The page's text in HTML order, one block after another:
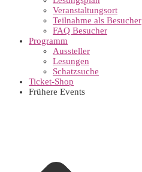
Veranstaltungsort
Teilnahme als Besucher
FAQ Besucher
Programm
Aussteller
Lesungen
Schatzsuche
Ticket-Shop
Frühere Events